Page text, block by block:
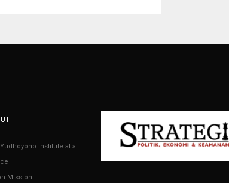
Institute at a
Mission